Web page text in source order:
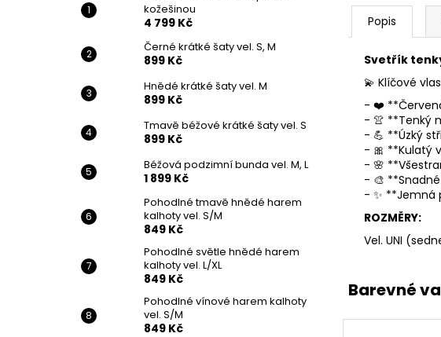
kožešinou
4 799 Kč
Černé krátké šaty vel. S, M
899 Kč
Hnědé krátké šaty vel. M
899 Kč
Tmavě béžové krátké šaty vel. S
899 Kč
Béžová podzimní bunda vel. M, L
1 899 Kč
Pohodlné tmavě hnědé harem
kalhoty vel. S/M
849 Kč
Pohodlné světle hnědé harem
kalhoty vel. L/XL
849 Kč
Pohodlné vínové harem kalhoty
vel. S/M
849 Kč
Popis
Svetřík
💫 Klíčové
- ❤️
- 👚 **Tenký
- 💪 **Úzký
- 🎀 **Kulatý
- 🌸
- 🎨
- ✨ **Jemná
ROZMĚRY:
Vel. UNI
Barevné